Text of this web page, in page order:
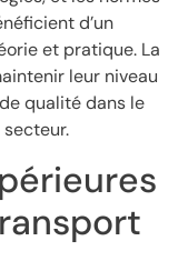
d’un
et pratique. La
leur niveau
qualité dans le